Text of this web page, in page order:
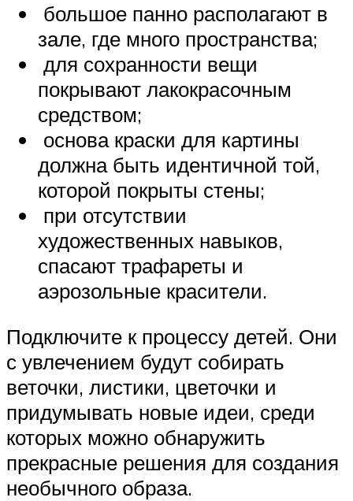
большое панно располагают в
зале, где много пространства;
для сохранности вещи
покрывают лакокрасочным
средством;
основа краски для картины
должна быть идентичной той,
которой покрыты стены;
при отсутствии
художественных навыков,
спасают трафареты и
аэрозольные красители.
Подключите к процессу детей. Они
с увлечением будут собирать
веточки, листики, цветочки и
придумывать новые идеи, среди
которых можно обнаружить
прекрасные решения для создания
необычного образа.